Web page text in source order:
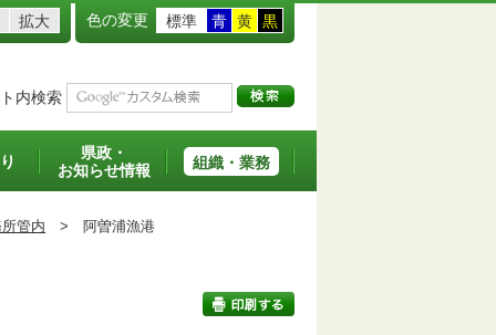
拡大 色の変更 標準 青 黄 黒
内検索
県政・
お知らせ情報
組織・業務
管内 > 阿曽浦漁港